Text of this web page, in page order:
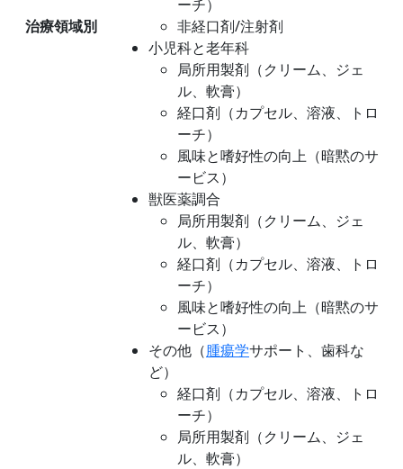
治療領域別
ーチ）
非経口剤/注射剤
小児科と老年科
局所用製剤（クリーム、ジェ
ル、軟膏）
経口剤（カプセル、溶液、トロ
ーチ）
風味と嗜好性の向上（暗黙のサ
ービス）
獣医薬調合
局所用製剤（クリーム、ジェ
ル、軟膏）
経口剤（カプセル、溶液、トロ
ーチ）
風味と嗜好性の向上（暗黙のサ
ービス）
その他（腫瘍学サポート、歯科な
ど）
経口剤（カプセル、溶液、トロ
ーチ）
局所用製剤（クリーム、ジェ
ル、軟膏）